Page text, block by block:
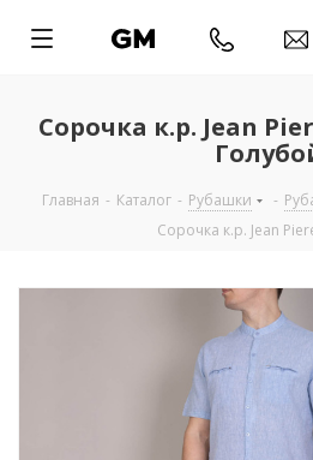
Сорочка к.р. Jean
Главная - Каталог - Рубашки -
Сорочка к.р. Jean